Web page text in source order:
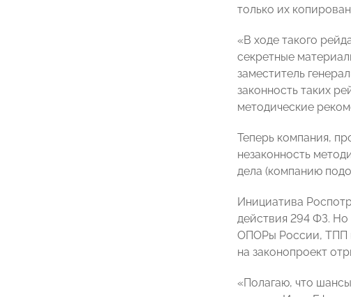
только их
«В ходе такого
секретные
заместитель
законность таких
методические
Теперь компания,
незаконность
дела (компанию
Инициатива
действия 294 ФЗ. Но
ОПОРы России, ТПП
на законопроект
«Полагаю, что